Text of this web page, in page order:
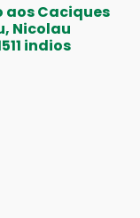
aos Caciques
Nicolau
indios